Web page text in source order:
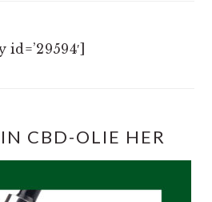
CBD-OLIE HER